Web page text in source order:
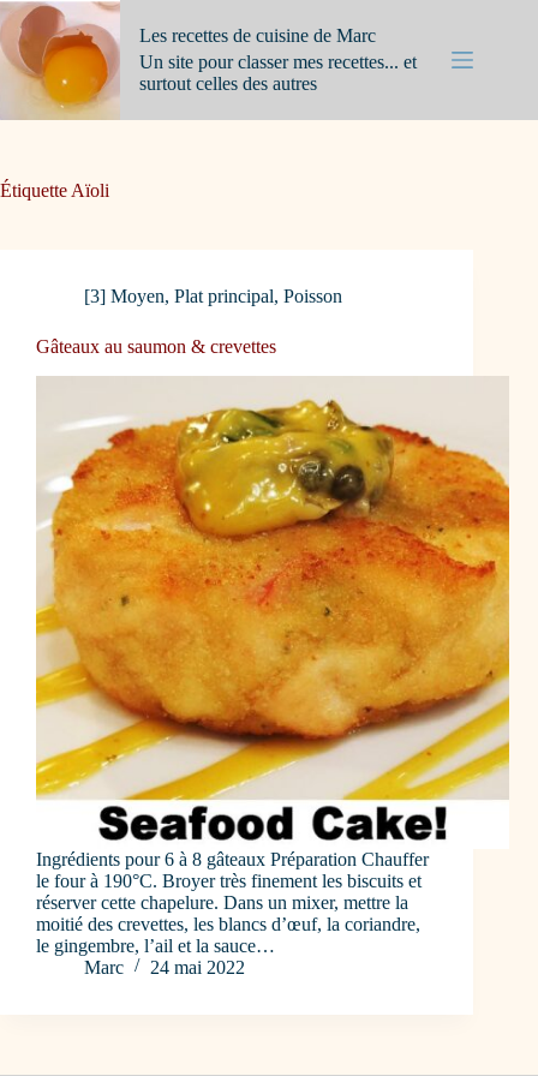
Passer
au
contenu
Les recettes de cuisine de Marc
Un site pour classer mes recettes... et
surtout celles des autres
Étiquette Aïoli
[3] Moyen, Plat principal, Poisson
Gâteaux au saumon & crevettes
Ingrédients pour 6 à 8 gâteaux Préparation Chauffer
le four à 190°C. Broyer très finement les biscuits et
réserver cette chapelure. Dans un mixer, mettre la
moitié des crevettes, les blancs d’œuf, la coriandre,
le gingembre, l’ail et la sauce…
Marc
24 mai 2022